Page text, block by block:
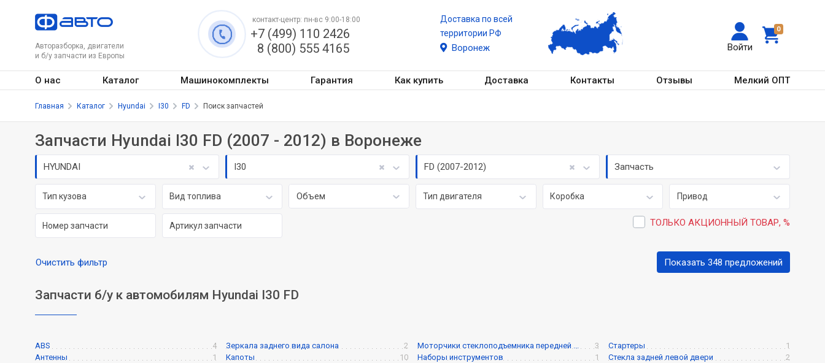
Авторазборка, двигатели
и б/у запчасти из Европы
0
Войти
контакт-центр: пн-вс 9:00-18:00
+7 (499) 110 2426
8 (800) 555 4165
Доставка по всей
территории РФ
Воронеж
О нас Каталог Машинокомплекты Гарантия Как купить Доставка Контакты Отзывы Мелкий ОПТ
Главная Каталог Hyundai I30 FD Поиск запчастей
Запчасти Hyundai I30 FD (2007 - 2012) в Воронеже
HYUNDAI I30 FD (2007-2012) Запчасть
Тип кузова Вид топлива Объем Тип двигателя Коробка Привод
ТОЛЬКО АКЦИОННЫЙ ТОВАР, %
Очистить фильтр Показать 348 предложений
Запчасти б/у к автомобилям Hyundai I30 FD
ABS
4
Антенны
1
Зеркала заднего вида салона
2
Капоты
10
Моторчики стеклоподъемника передней ...
3
Наборы инструментов
1
Стартеры
1
Стекла задней левой двери
2